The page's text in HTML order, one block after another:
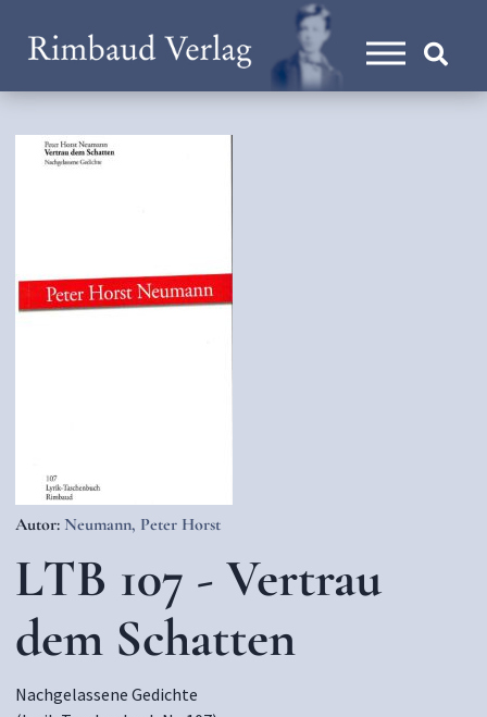
Autor: Neumann, Peter Horst
LTB 107 - Vertrau
dem Schatten
Nachgelassene Gedichte